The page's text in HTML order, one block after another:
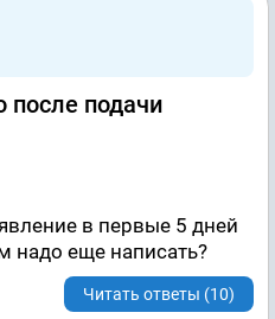
после подачи
в первые 5 дней
надо еще написать?
Читать ответы (10)